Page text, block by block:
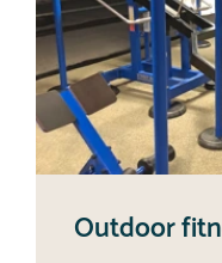
Outdoor